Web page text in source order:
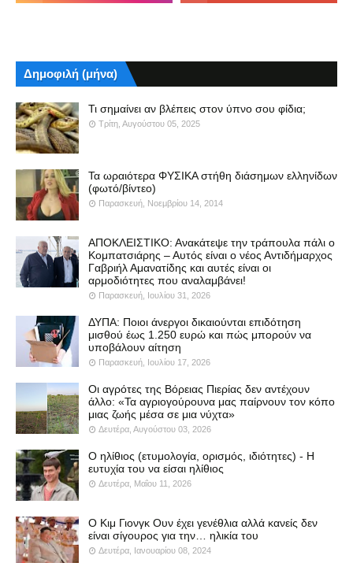
Δημοφιλή (μήνα)
Τι σημαίνει αν βλέπεις στον ύπνο σου φίδια;
Τρίτη, Αυγούστου 05, 2025
Τα ωραιότερα ΦΥΣΙΚΑ στήθη διάσημων ελληνίδων
(φωτό/βίντεο)
Παρασκευή, Νοεμβρίου 14, 2014
ΑΠΟΚΛΕΙΣΤΙΚΟ: Ανακάτεψε την τράπουλα πάλι ο
Κομπατσιάρης – Αυτός είναι ο νέος Αντιδήμαρχος
Γαβριήλ Αμανατίδης και αυτές είναι οι
αρμοδιότητες που αναλαμβάνει!
Παρασκευή, Ιουλίου 31, 2026
ΔΥΠΑ: Ποιοι άνεργοι δικαιούνται επιδότηση
μισθού έως 1.250 ευρώ και πώς μπορούν να
υποβάλουν αίτηση
Παρασκευή, Ιουλίου 17, 2026
Οι αγρότες της Βόρειας Πιερίας δεν αντέχουν
άλλο: «Τα αγριογούρουνα μας παίρνουν τον κόπο
μιας ζωής μέσα σε μια νύχτα»
Δευτέρα, Αυγούστου 03, 2026
Ο ηλίθιος (ετυμολογία, ορισμός, ιδιότητες) - Η
ευτυχία του να είσαι ηλίθιος
Δευτέρα, Μαΐου 11, 2026
Ο Κιμ Γιονγκ Ουν έχει γενέθλια αλλά κανείς δεν
είναι σίγουρος για την… ηλικία του
Δευτέρα, Ιανουαρίου 08, 2024